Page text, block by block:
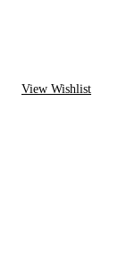
View Wishlist